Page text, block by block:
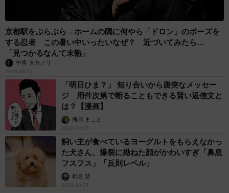
京都駅をぶらぶら→ホームの隅に何やら「ドロン」のポーズを
する忍者 この暑い中いったいなぜ？ 近づいてみたら…
「見つかるなんて未熟」
中将 タカノリ
2026.08.06
「明日ひま？」 知り合いから唐突なメッセー
ジ 用件次第で断ることもできる賢い返信文と
は？【漫画】
海川 まこと
2026.08.06
飼い主が食べているヨーグルトをもらえなかっ
た犬さん、爆裂に拗ねた顔がかわいすぎ「鼻息
フスフス」「反則レベル」
椎名 碧
2026.08.06